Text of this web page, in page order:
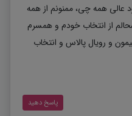
عالی همه چی، ممنونم از همه
از انتخاب خودم و همسرم
و رویال پالاس و انتخاب
پاسخ دهید